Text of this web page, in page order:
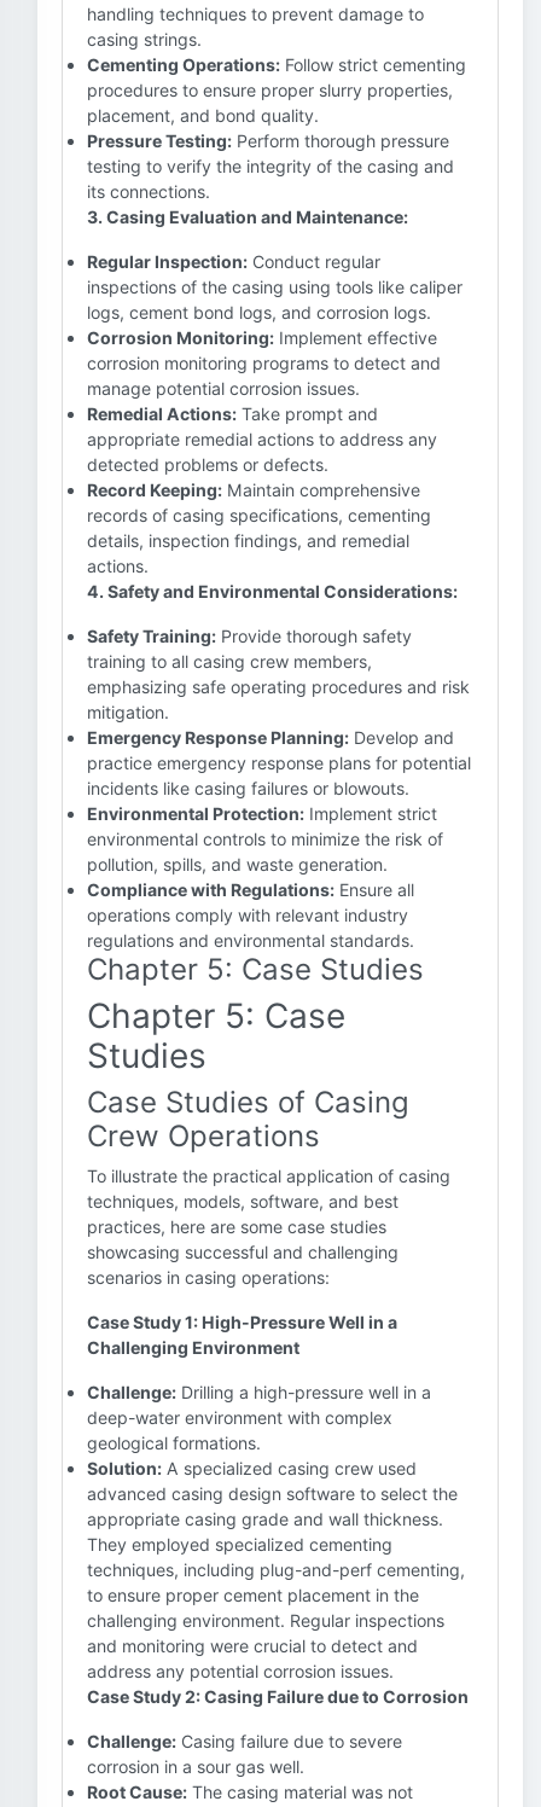
handling techniques to prevent damage to
casing strings.
Cementing Operations: Follow strict cementing
procedures to ensure proper slurry properties,
placement, and bond quality.
Pressure Testing: Perform thorough pressure
testing to verify the integrity of the casing and
its connections.
3. Casing Evaluation and Maintenance:
Regular Inspection: Conduct regular
inspections of the casing using tools like caliper
logs, cement bond logs, and corrosion logs.
Corrosion Monitoring: Implement effective
corrosion monitoring programs to detect and
manage potential corrosion issues.
Remedial Actions: Take prompt and
appropriate remedial actions to address any
detected problems or defects.
Record Keeping: Maintain comprehensive
records of casing specifications, cementing
details, inspection findings, and remedial
actions.
4. Safety and Environmental Considerations:
Safety Training: Provide thorough safety
training to all casing crew members,
emphasizing safe operating procedures and risk
mitigation.
Emergency Response Planning: Develop and
practice emergency response plans for potential
incidents like casing failures or blowouts.
Environmental Protection: Implement strict
environmental controls to minimize the risk of
pollution, spills, and waste generation.
Compliance with Regulations: Ensure all
operations comply with relevant industry
regulations and environmental standards.
Chapter 5: Case Studies
Chapter 5: Case
Studies
Case Studies of Casing
Crew Operations
To illustrate the practical application of casing
techniques, models, software, and best
practices, here are some case studies
showcasing successful and challenging
scenarios in casing operations:
Case Study 1: High-Pressure Well in a
Challenging Environment
Challenge: Drilling a high-pressure well in a
deep-water environment with complex
geological formations.
Solution: A specialized casing crew used
advanced casing design software to select the
appropriate casing grade and wall thickness.
They employed specialized cementing
techniques, including plug-and-perf cementing,
to ensure proper cement placement in the
challenging environment. Regular inspections
and monitoring were crucial to detect and
address any potential corrosion issues.
Case Study 2: Casing Failure due to Corrosion
Challenge: Casing failure due to severe
corrosion in a sour gas well.
Root Cause: The casing material was not